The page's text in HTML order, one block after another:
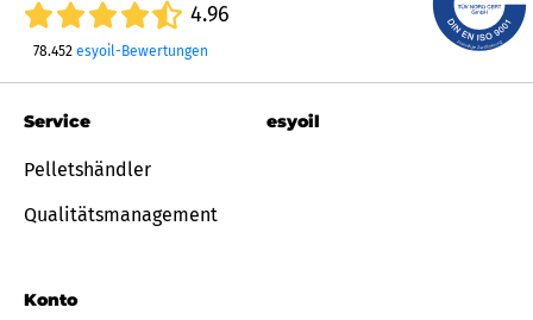
4.96
78.452 esyoil-Bewertungen
Service
Pelletshändler
Qualitätsmanagement
Konto
esyoil